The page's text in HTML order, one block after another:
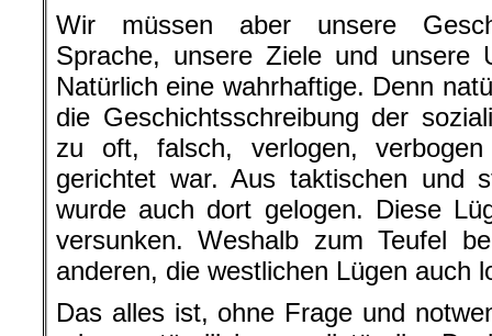
Wir müssen aber unsere
Sprache, unsere Ziele und unsere
Natürlich eine wahrhaftige. Denn
die Geschichtsschreibung der
zu oft, falsch, verlogen,
gerichtet war. Aus taktischen und
wurde auch dort gelogen. Diese
versunken. Weshalb zum Teufel
anderen, die westlichen Lügen auch
Das alles ist, ohne Frage und